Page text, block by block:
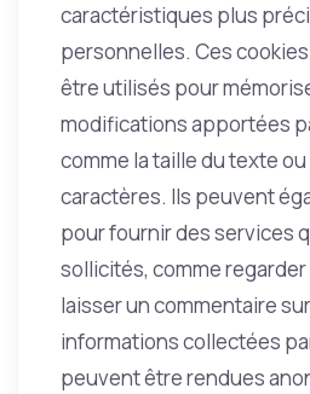
caractéristiques plus
personnelles. Ces
être utilisés pour
modifications apportées
comme la taille du texte
caractères. Ils peuvent
pour fournir des services
sollicités, comme
laisser un commentaire
informations collectées
peuvent être rendues